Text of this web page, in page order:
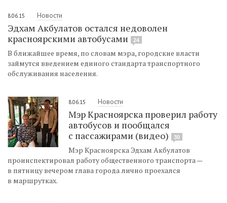
8.06.15 Новости
Эдхам Акбулатов остался недоволен
красноярскими автобусами
24
В ближайшее время, по словам мэра, городские власти
займутся введением единого стандарта транспортного
обслуживания населения.
8.06.15 Новости
Мэр Красноярска проверил работу
автобусов и пообщался
с пассажирами (видео)
30
Мэр Красноярска Эдхам Акбулатов
проинспектировал работу общественного транспорта —
в пятницу вечером глава города лично проехался
в маршрутках.